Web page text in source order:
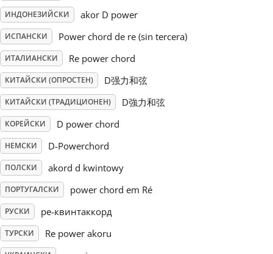
Русский
Svenska
Tiếng Việt
Türkçe
简体中文
繁體中文
ИНДОНЕЗИЙСКИ akor D power
ИСПАНСКИ Power chord de re (sin tercera)
ИТАЛИАНСКИ Re power chord
КИТАЙСКИ (ОПРОСТЕН) D强力和弦
КИТАЙСКИ (ТРАДИЦИОНЕН) D強力和弦
КОРЕЙСКИ D power chord
НЕМСКИ D-Powerchord
ПОЛСКИ akord d kwintowy
ПОРТУГАЛСКИ power chord em Ré
РУСКИ ре-квинтаккорд
ТУРСКИ Re power akoru